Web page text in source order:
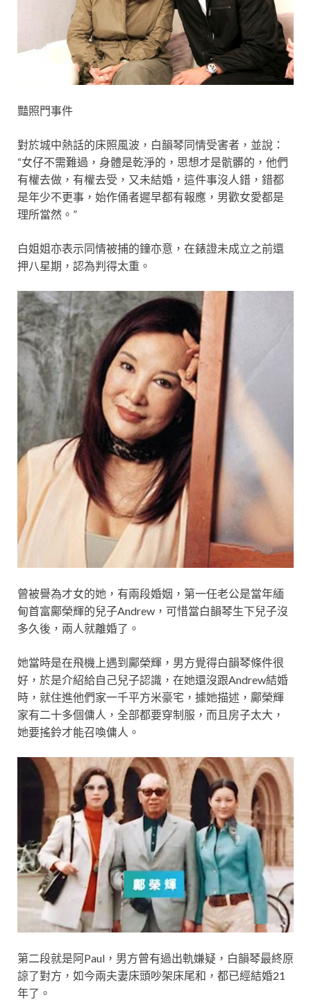
豔照門事件
對於城中熱話的床照風波，白韻琴同情受害者，並說：
“女仔不需難過，身體是乾淨的，思想才是骯髒的，他們
有權去做，有權去受，又未結婚，這件事沒人錯，錯都
是年少不更事，始作俑者遲早都有報應，男歡女愛都是
理所當然。”
白姐姐亦表示同情被捕的鐘亦意，在錶證未成立之前還
押八星期，認為判得太重。
曾被譽為才女的她，有兩段婚姻，第一任老公是當年緬
甸首富鄺榮輝的兒子Andrew，可惜當白韻琴生下兒子沒
多久後，兩人就離婚了。
她當時是在飛機上遇到鄺榮輝，男方覺得白韻琴條件很
好，於是介紹給自己兒子認識，在她還沒跟Andrew結婚
時，就住進他們家一千平方米豪宅，據她描述，鄺榮輝
家有二十多個傭人，全部都要穿制服，而且房子太大，
她要搖鈴才能召喚傭人。
第二段就是阿Paul，男方曾有過出軌嫌疑，白韻琴最終原
諒了對方，如今兩夫妻床頭吵架床尾和，都已經結婚21
年了。